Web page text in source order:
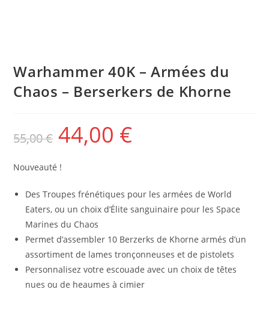
Warhammer 40K – Armées du
Chaos – Berserkers de Khorne
55,00€ 44,00 €
Nouveauté !
Des Troupes frénétiques pour les armées de World
Eaters, ou un choix d’Élite sanguinaire pour les Space
Marines du Chaos
Permet d’assembler 10 Berzerks de Khorne armés d’un
assortiment de lames tronçonneuses et de pistolets
Personnalisez votre escouade avec un choix de têtes
nues ou de heaumes à cimier